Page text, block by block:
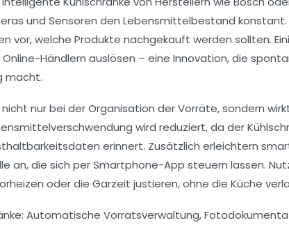
und Sensoren den Lebensmittelbestand
vor, welche Produkte nachgekauft werden sollten.
Händlern auslösen – eine Innovation, die
macht.
nur bei der Organisation der Vorräte, sondern
wird reduziert, da der
erinnert. Zusätzlich erleichtern
an, die sich per Smartphone-App steuern lassen.
oder die Garzeit justieren, ohne die Küche
: Automatische Vorratsverwaltung,